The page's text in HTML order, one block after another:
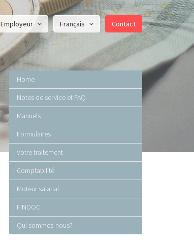
Contact
Français
Employeur
Home
Notes de service et FAQ
Manuels
Formulaires
Votre traitement
Comptabilité
Moteur salarial
FINDOC
Qui sommes-nous?